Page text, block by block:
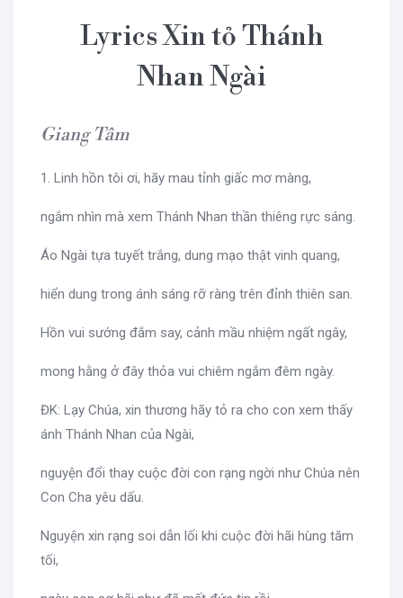
Lyrics Xin tỏ Thánh
Nhan Ngài
Giang Tâm
1. Linh hồn tôi ơi, hãy mau tỉnh giấc mơ màng,
ngắm nhìn mà xem Thánh Nhan thần thiêng rực sáng.
Áo Ngài tựa tuyết trắng, dung mạo thật vinh quang,
hiển dung trong ánh sáng rỡ ràng trên đỉnh thiên san.
Hồn vui sướng đắm say, cảnh mầu nhiệm ngất ngây,
mong hằng ở đây thỏa vui chiêm ngắm đêm ngày.
ĐK: Lạy Chúa, xin thương hãy tỏ ra cho con xem thấy
ánh Thánh Nhan của Ngài,
nguyện đổi thay cuộc đời con rạng ngời như Chúa nên
Con Cha yêu dấu.
Nguyện xin rạng soi dẫn lối khi cuộc đời hãi hùng tăm
tối,